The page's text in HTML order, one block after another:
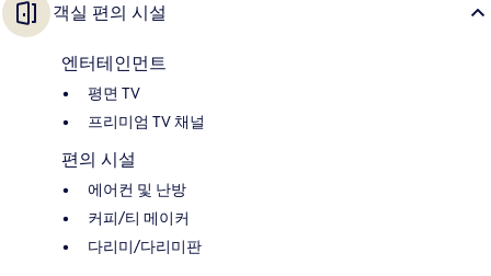
객실 편의 시설
엔터테인먼트
평면 TV
프리미엄 TV 채널
편의 시설
에어컨 및 난방
커피/티 메이커
다리미/다리미판